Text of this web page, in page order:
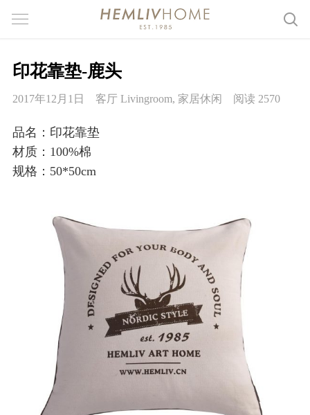
印花靠垫-鹿头
2017年12月1日 客厅 Livingroom, 家居休闲 阅读 2570
品名：印花靠垫
材质：100%棉
规格：50*50cm